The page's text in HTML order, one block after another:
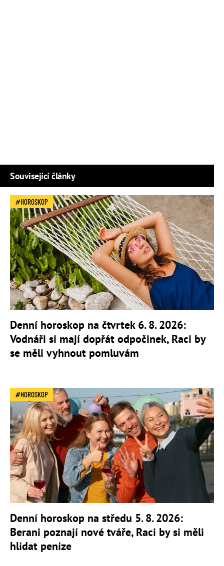
Související články
HOROSKOP
Denní horoskop na čtvrtek 6. 8. 2026:
Vodnáři si mají dopřát odpočinek, Raci by
se měli vyhnout pomluvám
HOROSKOP
Denní horoskop na středu 5. 8. 2026:
Berani poznají nové tváře, Raci by si měli
hlídat peníze